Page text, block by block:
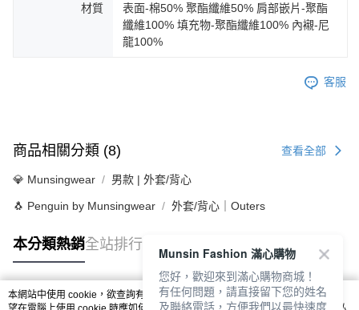
材質
表面-棉50% 聚酯纖維50% 肩部嵌片-聚酯
纖維100% 填充物-聚酯纖維100% 內襯-尼
龍100%
客服
商品相關分類 (8) 查看全部
💎 Munsingwear 男款 | 外套/背心
🐧 Penguin by Munsingwear 外套/背心｜Outers
本分類熱銷全站排行
熱門標籤
本網站中使用 cookie，欲查詢有關本網站使用 cookie 方式之詳情，及若您不希
Munsin Fashion 滿心購物
您好，歡迎來到滿心購物商城！
有任何問題，請直接留下您的姓名
及聯絡電話，方便我們以最快速度